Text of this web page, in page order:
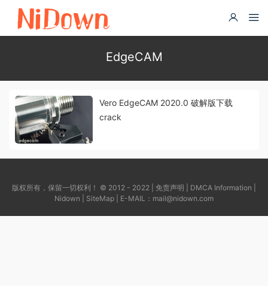
EdgeCAM
Vero EdgeCAM 2020.0 破解版下载
crack
版权所有，保留一切权利！ © 2012 - 2022 | 免责声明 DMCA Information
Nidown
SiteMap | E-MAIL： mail@nidown.com